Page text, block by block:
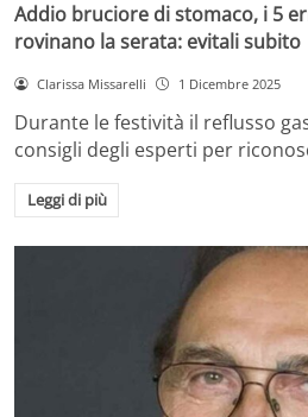
Addio bruciore di stomaco, i 5
rovinano la serata: evitali subito
Clarissa Missarelli 1 Dicembre 2025
Durante le festività il reflusso
consigli degli esperti per
Leggi di più